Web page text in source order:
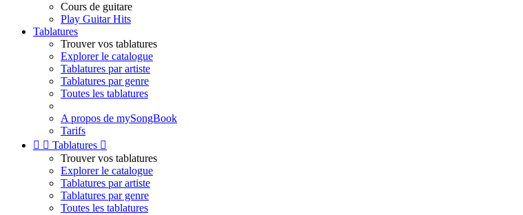
Cours de guitare
Play Guitar Hits
Tablatures
Trouver vos tablatures
Explorer le catalogue
Tablatures par artiste
Tablatures par genre
Toutes les tablatures
A propos de mySongBook
Tarifs
  Tablatures 
Trouver vos tablatures
Explorer le catalogue
Tablatures par artiste
Tablatures par genre
Toutes les tablatures